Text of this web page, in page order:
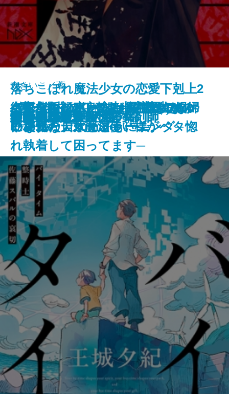
さよならの言い方なんて知らな
い。11
龍ノ国幻想9 天恵の命
神と王1 亡国の書
人魚屋敷の殺人
その他の危険
〈完全版〉JKハルは異世界で娼婦
になった summer
人喰いパンダ殺人事件
聖女が、壺
龍の隠し子 幽世の薬剤師
血道
森きいこ／著
新潮文庫nex 978-4-10-180331-9 737円
2026/05/28
バイ・タイム─整時士佐藤スバル
の哀切─
落ちこぼれ魔法少女の恋愛下剋上2
─魔法学校のワケあり劣等生なの
に稀代の天才魔法使い様がベタ惚
れ執着して困ってます─
街角ハルシネーション─探偵AIの
リアル・ディープラーニング─
〈完全版〉JKハルは異世界で娼婦
になった
聖女の、遺産
重力アルケミック
最後の魔法
文豪の花嫁
名探偵の顔が良い2―謎解きはジ
ャンクな自炊とともに―
猫の神隠し 幽世の薬剤師